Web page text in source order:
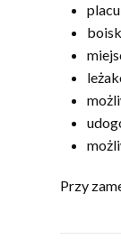
Przy